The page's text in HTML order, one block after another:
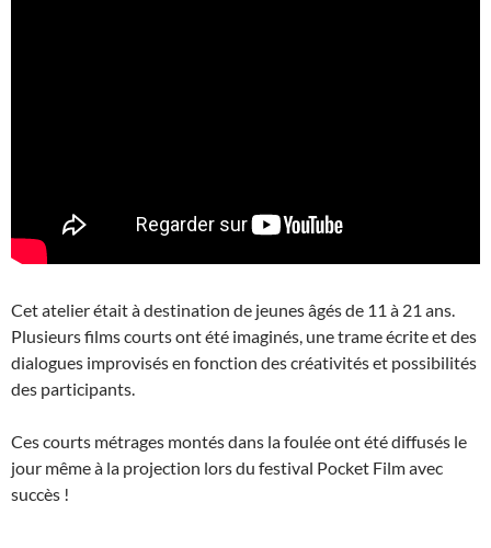
Cet atelier était à destination de jeunes âgés de 11 à 21 ans.
Plusieurs films courts ont été imaginés, une trame écrite et des
dialogues improvisés en fonction des créativités et possibilités
des participants.
Ces courts métrages montés dans la foulée ont été diffusés le
jour même à la projection lors du festival Pocket Film avec
succès !